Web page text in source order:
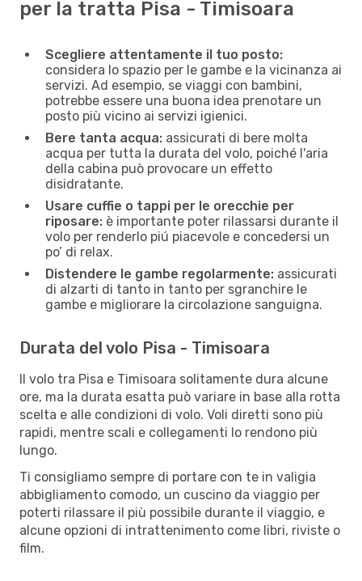
per la tratta Pisa - Timisoara
Scegliere attentamente il tuo posto:
considera lo spazio per le gambe e la vicinanza ai
servizi. Ad esempio, se viaggi con bambini,
potrebbe essere una buona idea prenotare un
posto più vicino ai servizi igienici.
Bere tanta acqua: assicurati di bere molta
acqua per tutta la durata del volo, poiché l'aria
della cabina può provocare un effetto
disidratante.
Usare cuffie o tappi per le orecchie per
riposare: è importante poter rilassarsi durante il
volo per renderlo piú piacevole e concedersi un
po’ di relax.
Distendere le gambe regolarmente: assicurati
di alzarti di tanto in tanto per sgranchire le
gambe e migliorare la circolazione sanguigna.
Durata del volo Pisa - Timisoara
Il volo tra Pisa e Timisoara solitamente dura alcune
ore, ma la durata esatta può variare in base alla rotta
scelta e alle condizioni di volo. Voli diretti sono più
rapidi, mentre scali e collegamenti lo rendono più
lungo.
Ti consigliamo sempre di portare con te in valigia
abbigliamento comodo, un cuscino da viaggio per
poterti rilassare il più possibile durante il viaggio, e
alcune opzioni di intrattenimento come libri, riviste o
film.